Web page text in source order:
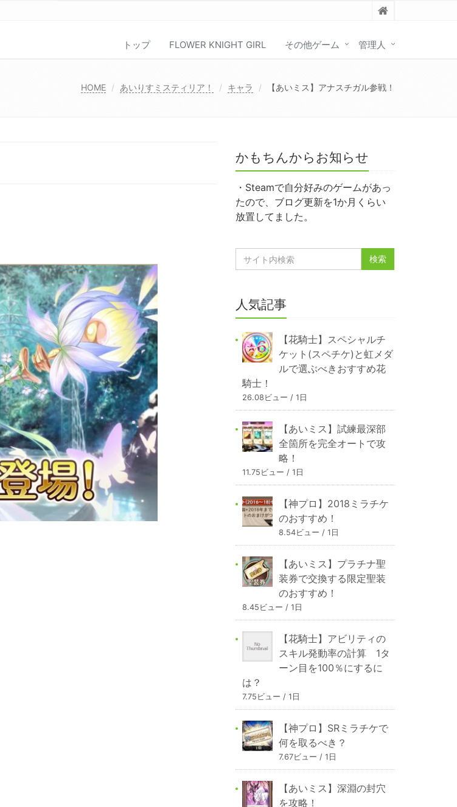
トップ FLOWER KNIGHT GIRL その他ゲーム 管理人
HOME あいりすミスティリア！ キャラ 【あいミス】アナスチガル参戦！
かもちんからお知らせ
・Steamで自分好みのゲームがあっ
たので、ブログ更新を1か月くらい
放置してました。
人気記事
【花騎士】スペシャルチ
ケット(スペチケ)と虹メダ
ルで選ぶべきおすすめ花
騎士！
26.08ビュー / 1日
【あいミス】試練最深部
全箇所を完全オートで攻
略！
11.75ビュー / 1日
【神プロ】2018ミラチケ
のおすすめ！
8.54ビュー / 1日
【あいミス】プラチナ聖
装券で交換する限定聖装
のおすすめ！
8.45ビュー / 1日
【花騎士】アビリティの
スキル発動率の計算 1タ
ーン目を100％にするに
は？
7.75ビュー / 1日
【神プロ】SRミラチケで
何を取るべき？
7.67ビュー / 1日
【あいミス】深淵の封穴
を攻略！